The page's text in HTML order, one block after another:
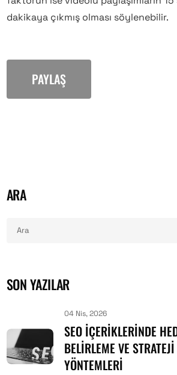
dakikaya çıkmış olması söylenebilir.
PAYLAŞ
ARA
SON YAZILAR
04 Nis, 2026
SEO İÇERIKLERINDE
BELIRLEME VE
YÖNTEMLERI